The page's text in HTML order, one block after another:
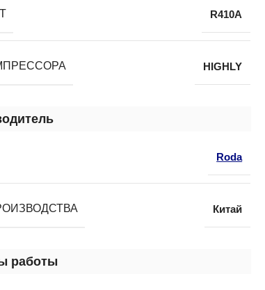
R410A
НIGHLY
Roda
Китай
работы